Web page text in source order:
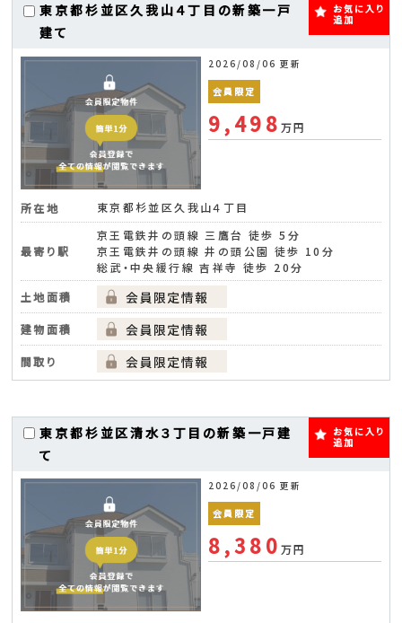
東京都杉並区久我山４丁目の新築一戸
建て
お気に入り
追加
2026/08/06 更新
会員限定
9,498万円
所在地 東京都杉並区久我山４丁目
最寄り駅
京王電鉄井の頭線 三鷹台 徒歩 5分
京王電鉄井の頭線 井の頭公園 徒歩 10分
総武・中央緩行線 吉祥寺 徒歩 20分
土地面積
建物面積
間取り
東京都杉並区清水３丁目の新築一戸建
て
お気に入り
追加
2026/08/06 更新
会員限定
8,380万円